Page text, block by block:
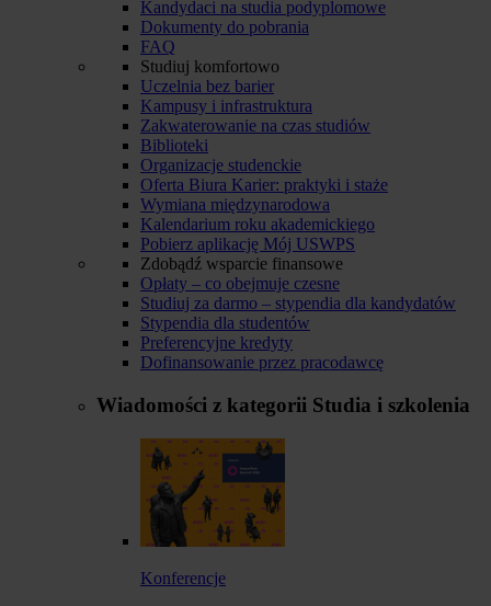
Kandydaci na studia podyplomowe
Dokumenty do pobrania
FAQ
Studiuj komfortowo
Uczelnia bez barier
Kampusy i infrastruktura
Zakwaterowanie na czas studiów
Biblioteki
Organizacje studenckie
Oferta Biura Karier: praktyki i staże
Wymiana międzynarodowa
Kalendarium roku akademickiego
Pobierz aplikację Mój USWPS
Zdobądź wsparcie finansowe
Opłaty – co obejmuje czesne
Studiuj za darmo – stypendia dla kandydatów
Stypendia dla studentów
Preferencyjne kredyty
Dofinansowanie przez pracodawcę
Wiadomości z kategorii Studia i szkolenia
Konferencje